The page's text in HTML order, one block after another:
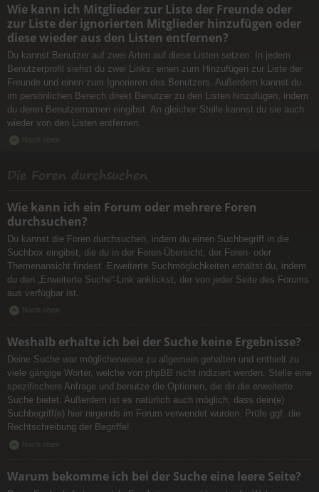
Wie kann ich Mitglieder zur Liste der Freunde oder
zur Liste der ignorierten Mitglieder hinzufügen oder
diese wieder aus den Listen entfernen?
Du kannst Benutzer auf zwei Arten auf diese Listen setzen: In jedem
Benutzerprofil siehst du zwei Links: einen zum Hinzufügen zur Liste der
Freunde und einen zum Ignorieren des Benutzers. Außerdem kannst du
im persönlichen Bereich direkt Benutzer zu den Listen hinzufügen, indem
du deren Benutzernamen eingibst. An gleicher Stelle kannst du sie auch
wieder von den Listen entfernen.
Nach oben
Die Foren durchsuchen
Wie kann ich ein Forum oder mehrere Foren
durchsuchen?
Du kannst die Foren durchsuchen, indem du einen Suchbegriff in die
Suchbox eingibst, die du in der Foren-Übersicht, der Foren- oder
Themenansicht findest. Erweiterte Suchmöglichkeiten erhältst du, indem
du den „Erweiterte Suche“-Link anklickst, der von jeder Seite des Forums
aus verfügbar ist.
Nach oben
Weshalb erhalte ich bei der Suche keine Ergebnisse?
Deine Suche war möglicherweise zu allgemein gehalten und enthielt zu
viele gängige Wörter, welche von phpBB nicht indiziert werden. Stelle eine
spezifischere Anfrage und benutze die Optionen, die dir die erweiterte
Suche bietet. Außerdem ist es natürlich auch möglich, dass dein(e)
Suchbegriff(e) hier nirgends im Forum verwendet wurden. Prüfe ggf. die
Rechtschreibung der Begriffe!
Nach oben
Warum bekomme ich bei der Suche eine leere Seite?